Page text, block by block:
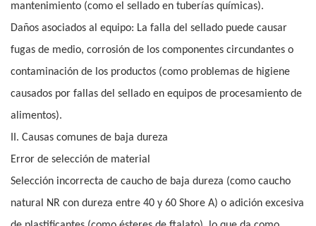
mantenimiento (como el sellado en tuberías químicas).
Daños asociados al equipo: La falla del sellado puede causar
fugas de medio, corrosión de los componentes circundantes o
contaminación de los productos (como problemas de higiene
causados ​​por fallas del sellado en equipos de procesamiento de
alimentos).
II. Causas comunes de baja dureza
Error de selección de material
Selección incorrecta de caucho de baja dureza (como caucho
natural NR con dureza entre 40 y 60 Shore A) o adición excesiva